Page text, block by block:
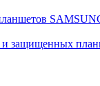
защищенных